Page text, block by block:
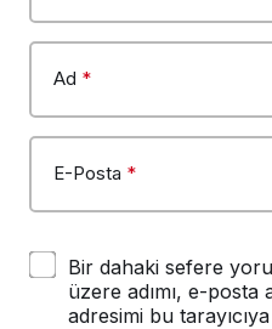
Ad *
E-Posta *
Bir dahaki sefere
üzere adımı, e-posta
adresimi bu